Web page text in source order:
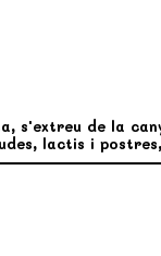
s'extreu de la
lactis i